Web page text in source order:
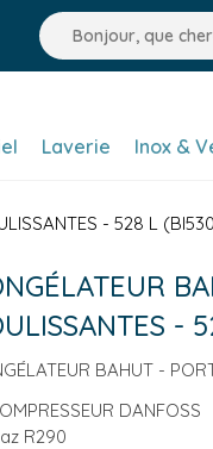
Laverie Inox &
- 528 L
-
BAHUT -
DANFOSS
R290